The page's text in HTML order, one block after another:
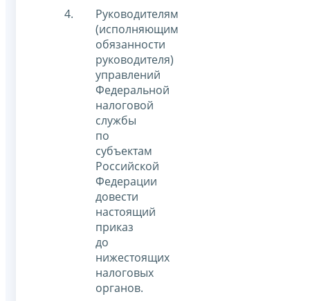
Руководителям
(исполняющим
обязанности
руководителя)
управлений
Федеральной
налоговой
службы
по
субъектам
Российской
Федерации
довести
настоящий
приказ
до
нижестоящих
налоговых
органов.